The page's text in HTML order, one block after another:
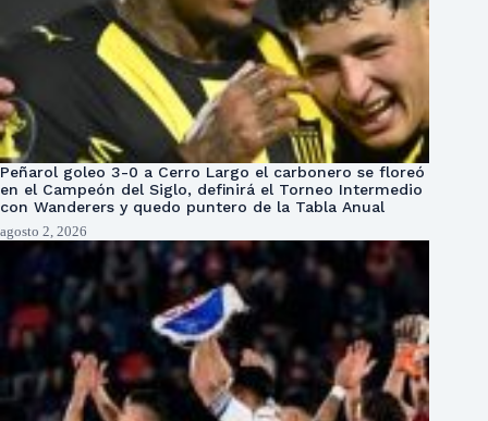
Peñarol goleo 3-0 a Cerro Largo el carbonero se floreó
en el Campeón del Siglo, definirá el Torneo Intermedio
con Wanderers y quedo puntero de la Tabla Anual
agosto 2, 2026